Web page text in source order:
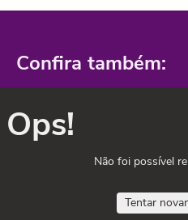
Confira também:
Ops!
Não foi possível
Tentar